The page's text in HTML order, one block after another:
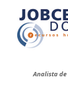
Analista de